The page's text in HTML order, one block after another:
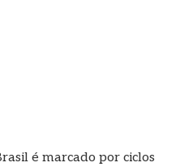
é marcado por ciclos